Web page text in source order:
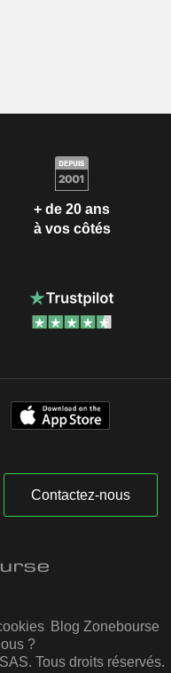
+ de 20 ans
à vos côtés
Contactez-nous
Blog Zonebourse
?
Tous droits réservés.